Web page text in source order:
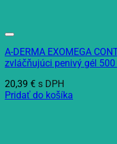
A-DERMA EXOMEGA
zvláčňujúci penivý gél
20,39 € s DPH
Pridať do košíka